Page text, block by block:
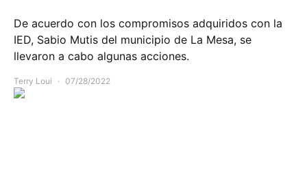
De acuerdo con los compromisos adquiridos con la
IED, Sabio Mutis del municipio de La Mesa, se
llevaron a cabo algunas acciones.
Terry Loui 07/28/2022